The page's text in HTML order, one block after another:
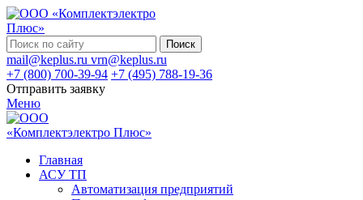
Поиск
mail@keplus.ru vrn@keplus.ru
+7 (800) 700-39-94 +7 (495) 788-19-36
Отправить заявку
Меню
Главная
АСУ ТП
Автоматизация предприятий